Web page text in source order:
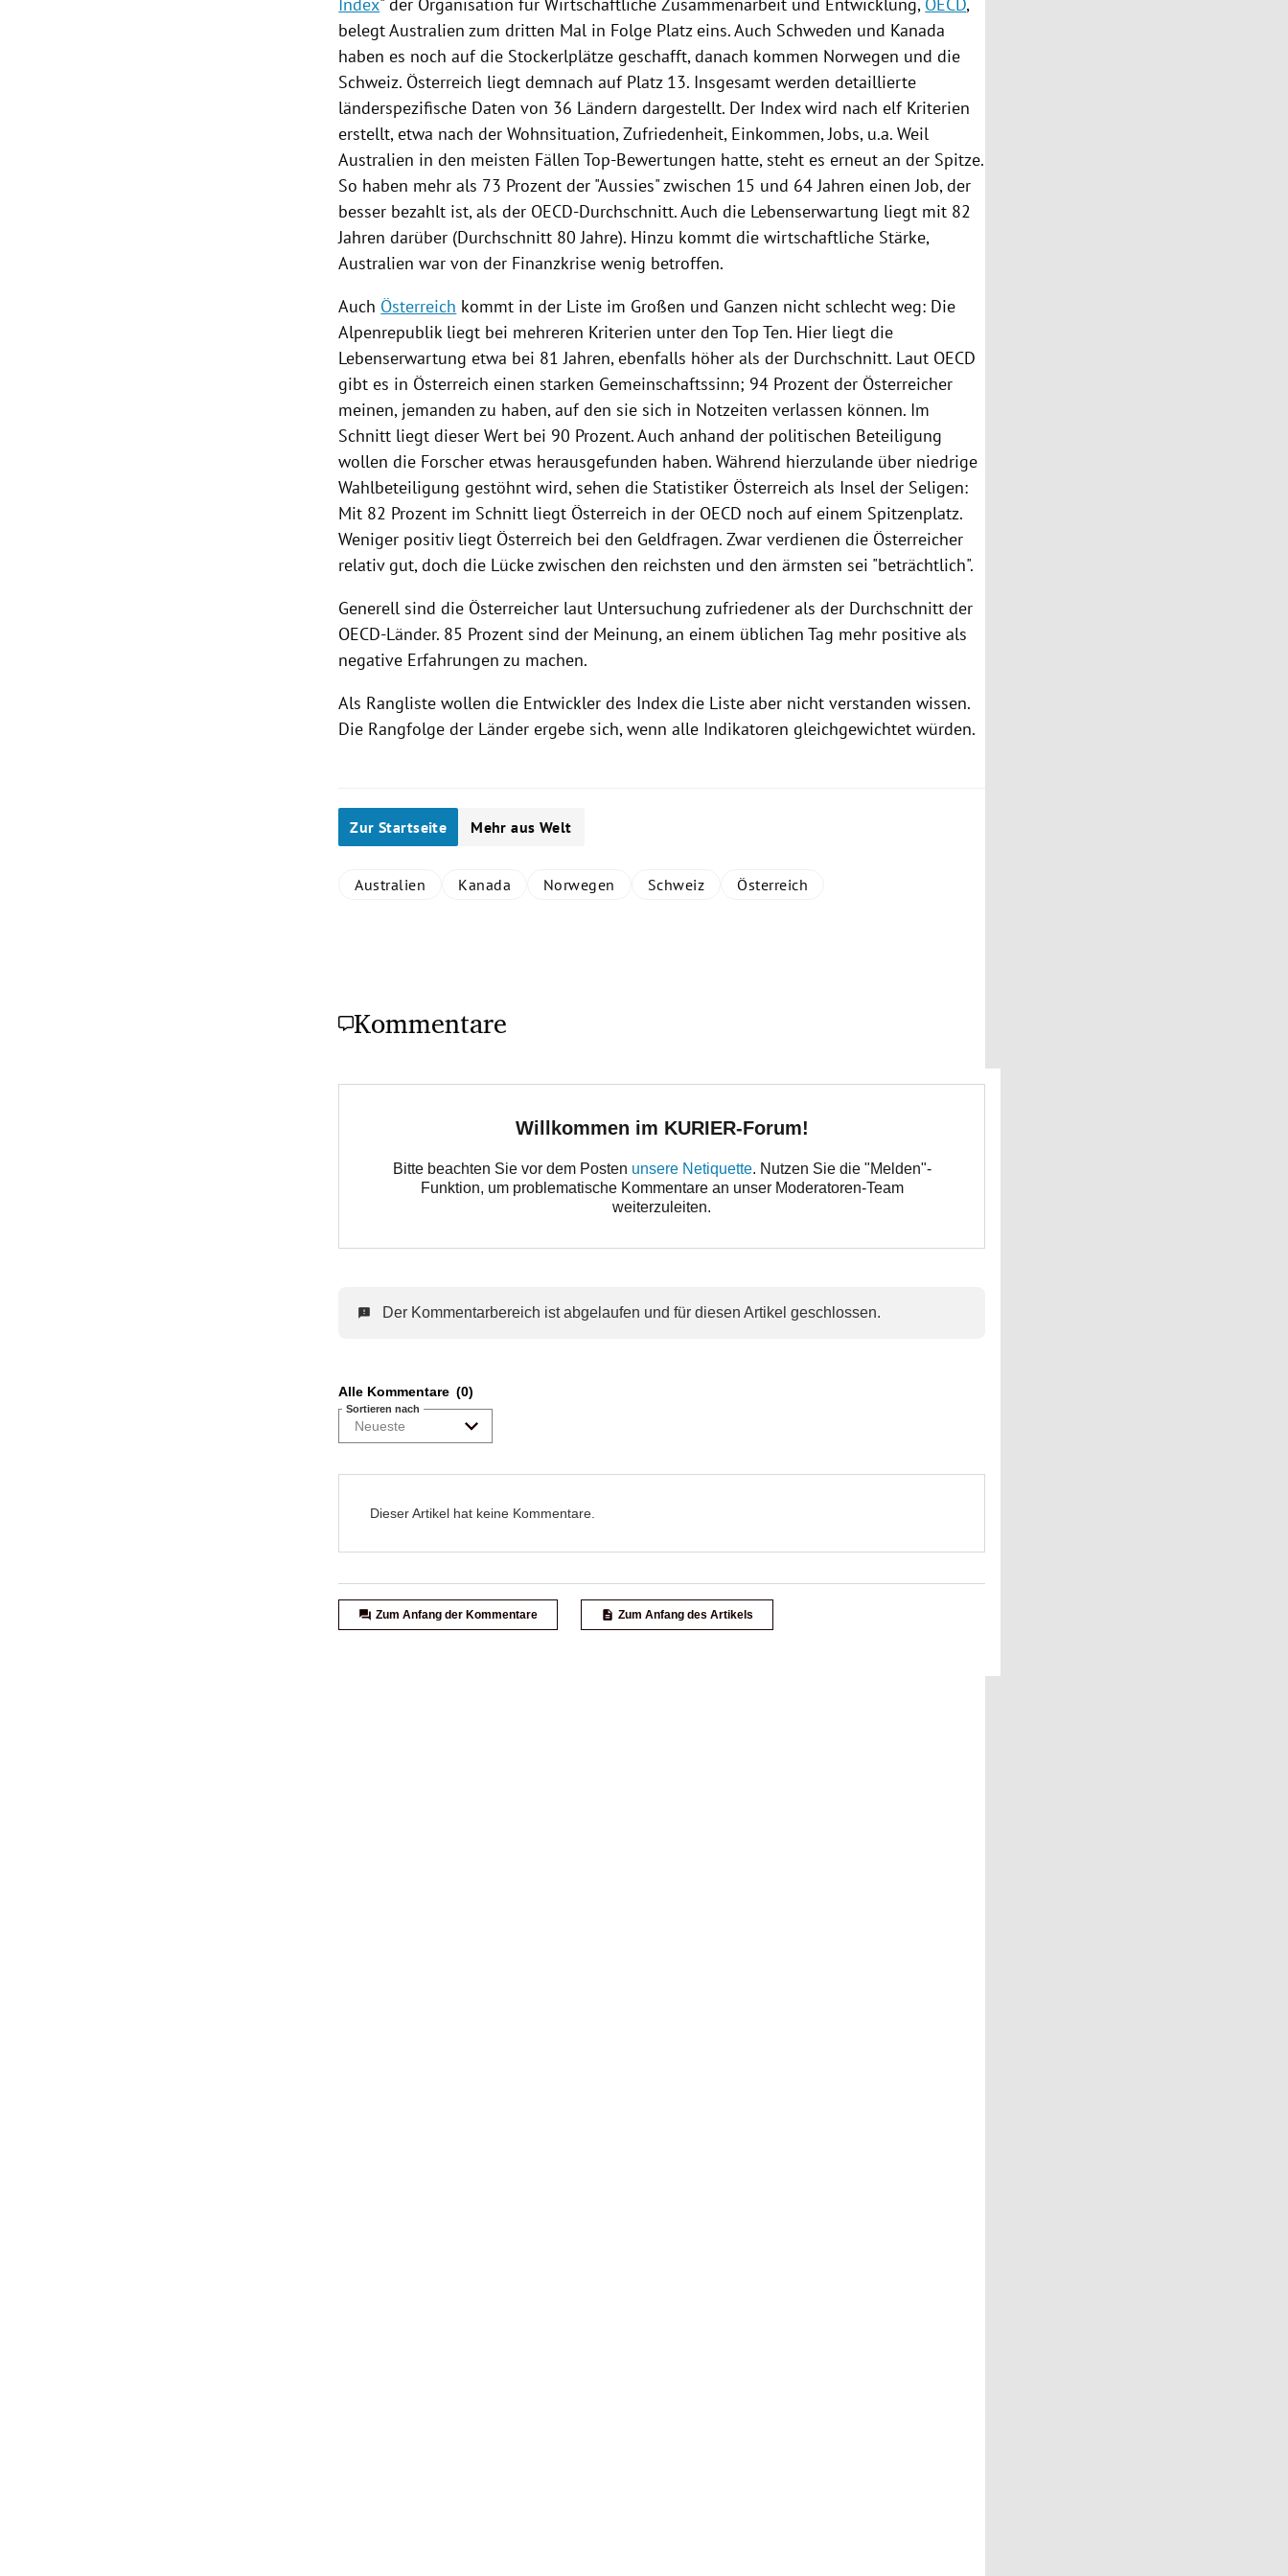
Index" der Organisation für Wirtschaftliche Zusammenarbeit und Entwicklung, OECD,
belegtAustralien zum dritten Mal in Folge Platz eins. Auch Schweden und Kanada
haben es noch auf die Stockerlplätze geschafft, danach kommen Norwegen und die
Schweiz. Österreich liegt demnach auf Platz 13. Insgesamt werden detaillierte
länderspezifische Daten von 36 Ländern dargestellt. Der Index wird nach elf Kriterien
erstellt, etwa nach der Wohnsituation, Zufriedenheit, Einkommen, Jobs, u.a. Weil
Australien in den meisten Fällen Top-Bewertungen hatte, steht es erneut an der Spitze.
So haben mehr als 73 Prozent der "Aussies" zwischen 15 und 64 Jahren einen Job, der
besser bezahlt ist, als der OECD-Durchschnitt. Auch die Lebenserwartung liegt mit 82
Jahren darüber (Durchschnitt 80 Jahre). Hinzu kommt die wirtschaftliche Stärke,
Australien war von der Finanzkrise wenig betroffen.
Auch Österreich kommt in der Liste im Großen und Ganzen nicht schlecht weg: Die
Alpenrepublik liegt bei mehreren Kriterien unter den Top Ten. Hier liegt die
Lebenserwartung etwa bei 81 Jahren, ebenfalls höher als der Durchschnitt. Laut OECD
gibt es in Österreich einen starken Gemeinschaftssinn; 94 Prozent der Österreicher
meinen, jemanden zu haben, auf den sie sich in Notzeiten verlassen können. Im
Schnitt liegt dieser Wert bei 90 Prozent. Auch anhand der politischen Beteiligung
wollen die Forscher etwas herausgefunden haben. Während hierzulande über niedrige
Wahlbeteiligung gestöhnt wird, sehen die Statistiker Österreich als Insel der Seligen:
Mit 82 Prozent im Schnitt liegt Österreich in der OECD noch auf einem Spitzenplatz.
Weniger positiv liegt Österreich bei den Geldfragen. Zwar verdienen die Österreicher
relativ gut, doch die Lücke zwischen den reichsten und den ärmsten sei "beträchtlich".
Generell sind die Österreicher laut Untersuchung zufriedener als der Durchschnitt der
OECD-Länder. 85 Prozent sind der Meinung, an einem üblichen Tag mehr positive als
negative Erfahrungen zu machen.
Als Rangliste wollen die Entwickler des Index die Liste aber nicht verstanden wissen.
Die Rangfolge der Länder ergebe sich, wenn alle Indikatoren gleichgewichtet würden.
Zur Startseite Mehr aus Welt
Australien Kanada Norwegen Schweiz Österreich
Kommentare